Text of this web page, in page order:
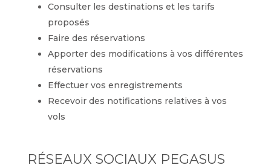
Consulter les destinations et les tarifs
proposés
Faire des réservations
Apporter des modifications à vos différentes
réservations
Effectuer vos enregistrements
Recevoir des notifications relatives à vos
vols
RÉSEAUX SOCIAUX PEGASUS